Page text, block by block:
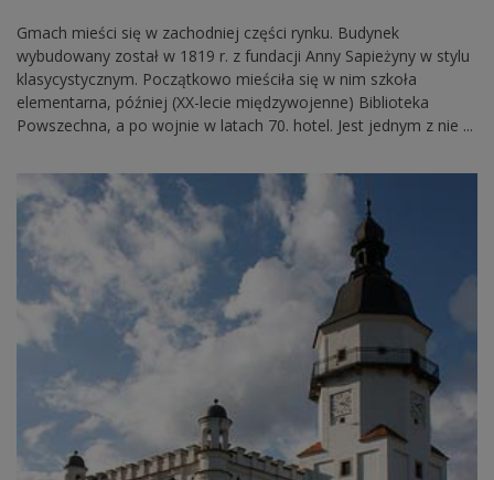
Gmach mieści się w zachodniej części rynku. Budynek
wybudowany został w 1819 r. z fundacji Anny Sapieżyny w stylu
klasycystycznym. Początkowo mieściła się w nim szkoła
elementarna, później (XX-lecie międzywojenne) Biblioteka
Powszechna, a po wojnie w latach 70. hotel. Jest jednym z nie ...